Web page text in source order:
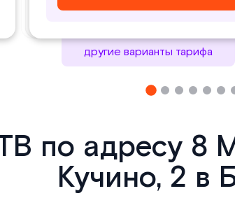
другие варианты тарифа
по адресу 8
Кучино, 2 в